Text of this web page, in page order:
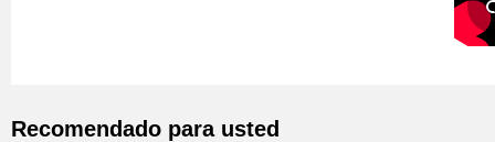
Recomendado para usted